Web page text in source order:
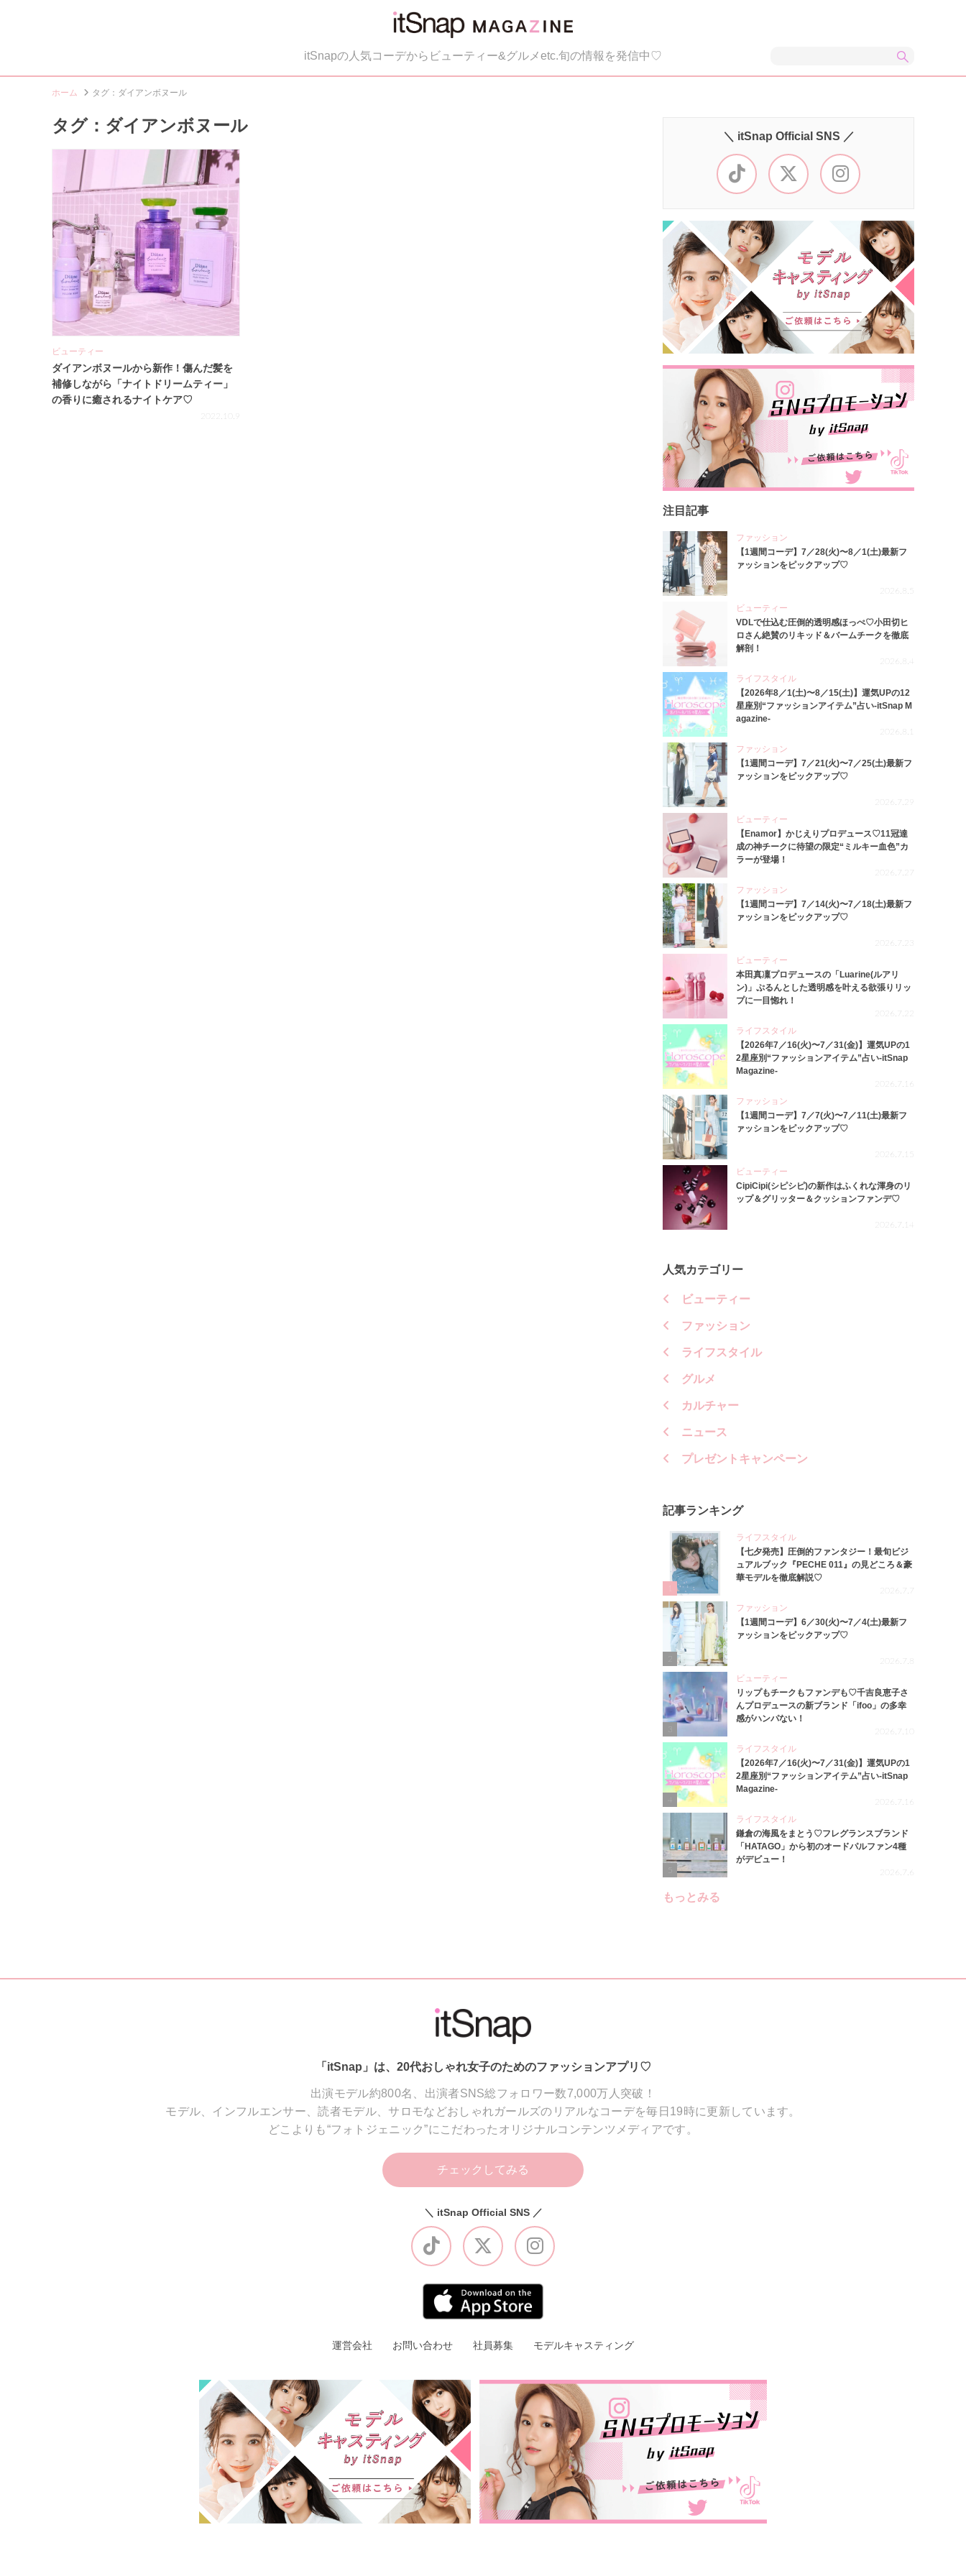
itSnapの人気コーデからビューティー&グルメetc.旬の情報を発信中♡
ホーム タグ：ダイアンボヌール
タグ：ダイアンボヌール
ビューティー
ダイアンボヌールから新作！傷んだ髪を
補修しながら「ナイトドリームティー」
の香りに癒されるナイトケア♡
2022.10.9
＼ itSnap Official SNS ／
注目記事
ファッション
【1週間コーデ】7／28(火)〜8／1(土)最新フ
ァッションをピックアップ♡
2026.8.5
ビューティー
VDLで仕込む圧倒的透明感ほっぺ♡小田切ヒ
ロさん絶賛のリキッド＆バームチークを徹底
解剖！
2026.8.4
ライフスタイル
【2026年8／1(土)〜8／15(土)】運気UPの12
星座別“ファッションアイテム”占い-itSnap M
agazine-
2026.8.1
ファッション
【1週間コーデ】7／21(火)〜7／25(土)最新フ
ァッションをピックアップ♡
2026.7.29
ビューティー
【Enamor】かじえりプロデュース♡11冠達
成の神チークに待望の限定“ミルキー血色”カ
ラーが登場！
2026.7.27
ファッション
【1週間コーデ】7／14(火)〜7／18(土)最新フ
ァッションをピックアップ♡
2026.7.23
ビューティー
本田真凜プロデュースの「Luarine(ルアリ
ン)」ぷるんとした透明感を叶える欲張りリッ
プに一目惚れ！
2026.7.22
ライフスタイル
【2026年7／16(火)〜7／31(金)】運気UPの1
2星座別“ファッションアイテム”占い-itSnap
Magazine-
2026.7.16
ファッション
【1週間コーデ】7／7(火)〜7／11(土)最新フ
ァッションをピックアップ♡
2026.7.15
ビューティー
CipiCipi(シピシピ)の新作はふくれな渾身のリ
ップ＆グリッター＆クッションファンデ♡
2026.7.14
人気カテゴリー
ビューティー
ファッション
ライフスタイル
グルメ
カルチャー
ニュース
プレゼントキャンペーン
記事ランキング
ライフスタイル
【七夕発売】圧倒的ファンタジー！最旬ビジ
ュアルブック『PECHE 011』の見どころ＆豪
華モデルを徹底解説♡
2026.7.7
ファッション
【1週間コーデ】6／30(火)〜7／4(土)最新フ
ァッションをピックアップ♡
2026.7.8
3
ビューティー
リップもチークもファンデも♡千吉良恵子さ
んプロデュースの新ブランド「ifoo」の多幸
感がハンパない！
2026.7.10
4
ライフスタイル
【2026年7／16(火)〜7／31(金)】運気UPの1
2星座別“ファッションアイテム”占い-itSnap
Magazine-
2026.7.16
ライフスタイル
鎌倉の海風をまとう♡フレグランスブランド
「HATAGO」から初のオードパルファン4種
がデビュー！
2026.7.6
もっとみる
「itSnap」は、20代おしゃれ女子のためのファッションアプリ♡
出演モデル約800名、出演者SNS総フォロワー数7,000万人突破！
モデル、インフルエンサー、読者モデル、サロモなどおしゃれガールズのリアルなコーデを毎日19時に更新しています。
どこよりも“フォトジェニック”にこだわったオリジナルコンテンツメディアです。
チェックしてみる
＼ itSnap Official SNS ／
運営会社 お問い合わせ 社員募集 モデルキャスティング